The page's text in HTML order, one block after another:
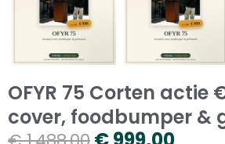
OFYR 75 Corten actie
cover, foodbumper &